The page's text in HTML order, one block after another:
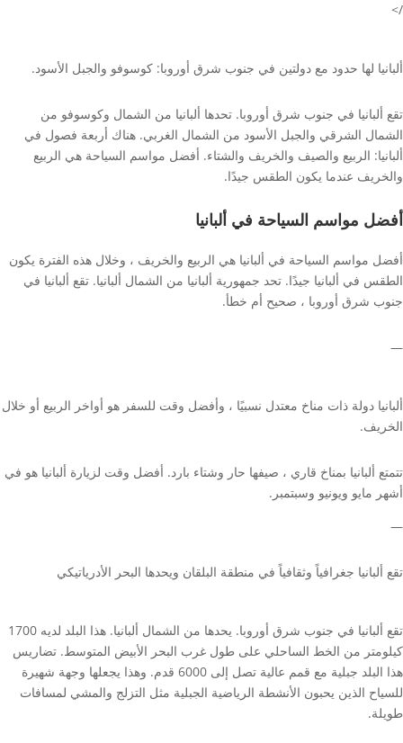
/>
ألبانيا لها حدود مع دولتين في جنوب شرق أوروبا: كوسوفو والجبل الأسود.
تقع ألبانيا في جنوب شرق أوروبا. تحدها ألبانيا من الشمال وكوسوفو من
الشمال الشرقي والجبل الأسود من الشمال الغربي. هناك أربعة فصول في
ألبانيا: الربيع والصيف والخريف والشتاء. أفضل مواسم السياحة هي الربيع
والخريف عندما يكون الطقس جيدًا.
أفضل مواسم السياحة في ألبانيا
أفضل مواسم السياحة في ألبانيا هي الربيع والخريف ، وخلال هذه الفترة يكون
الطقس في ألبانيا جيدًا. تحد جمهورية ألبانيا من الشمال ألبانيا. تقع ألبانيا في
جنوب شرق أوروبا ، صحيح أم خطأ.
—
ألبانيا دولة ذات مناخ معتدل نسبيًا ، وأفضل وقت للسفر هو أواخر الربيع أو خلال
الخريف.
تتمتع ألبانيا بمناخ قاري ، صيفها حار وشتاء بارد. أفضل وقت لزيارة ألبانيا هو في
أشهر مايو ويونيو وسبتمبر.
—
تقع ألبانيا جغرافياً وثقافياً في منطقة البلقان ويحدها البحر الأدرياتيكي
تقع ألبانيا في جنوب شرق أوروبا. يحدها من الشمال ألبانيا. هذا البلد لديه 1700
كيلومتر من الخط الساحلي على طول غرب البحر الأبيض المتوسط. تضاريس
هذا البلد جبلية مع قمم عالية تصل إلى 6000 قدم. وهذا يجعلها وجهة شهيرة
للسياح الذين يحبون الأنشطة الرياضية الجبلية مثل التزلج والمشي لمسافات
طويلة.